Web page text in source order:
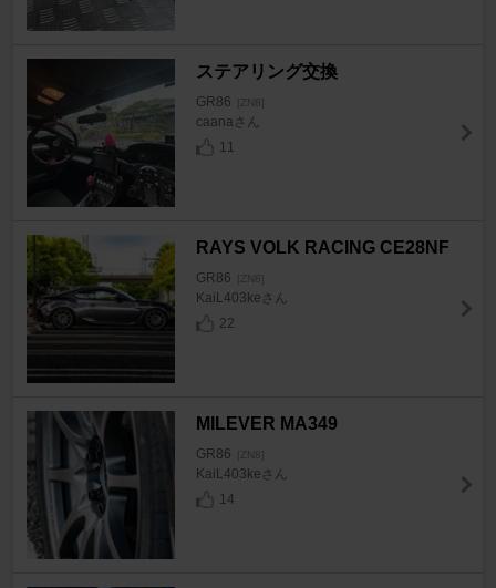
ステアリング交換
GR86 [ZN8]
caanaさん
11
RAYS VOLK RACING CE28NF
GR86 [ZN8]
KaiL403keさん
22
MILEVER MA349
GR86 [ZN8]
KaiL403keさん
14